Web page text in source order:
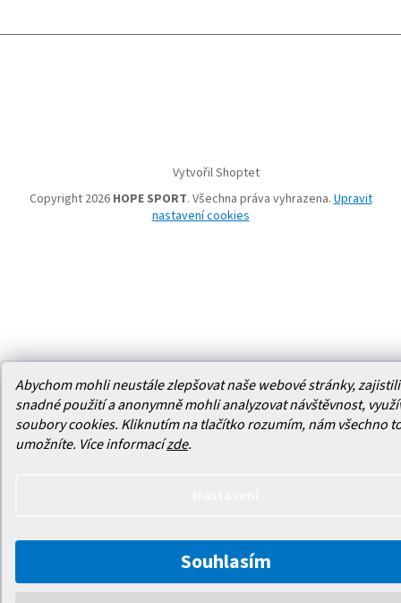
Abychom mohli neustále zlepšovat naše webové stránky,
snadné použití a anonymně mohli analyzovat návštěvnost,
soubory cookies. Kliknutím na tlačítko rozumím, nám všechno
umožníte. Více informacízde.
Souhlasím
Vytvořil Shoptet
Copyright 2026 HOPE SPORT. Všechna práva vyhrazena. Upravit
nastavení cookies